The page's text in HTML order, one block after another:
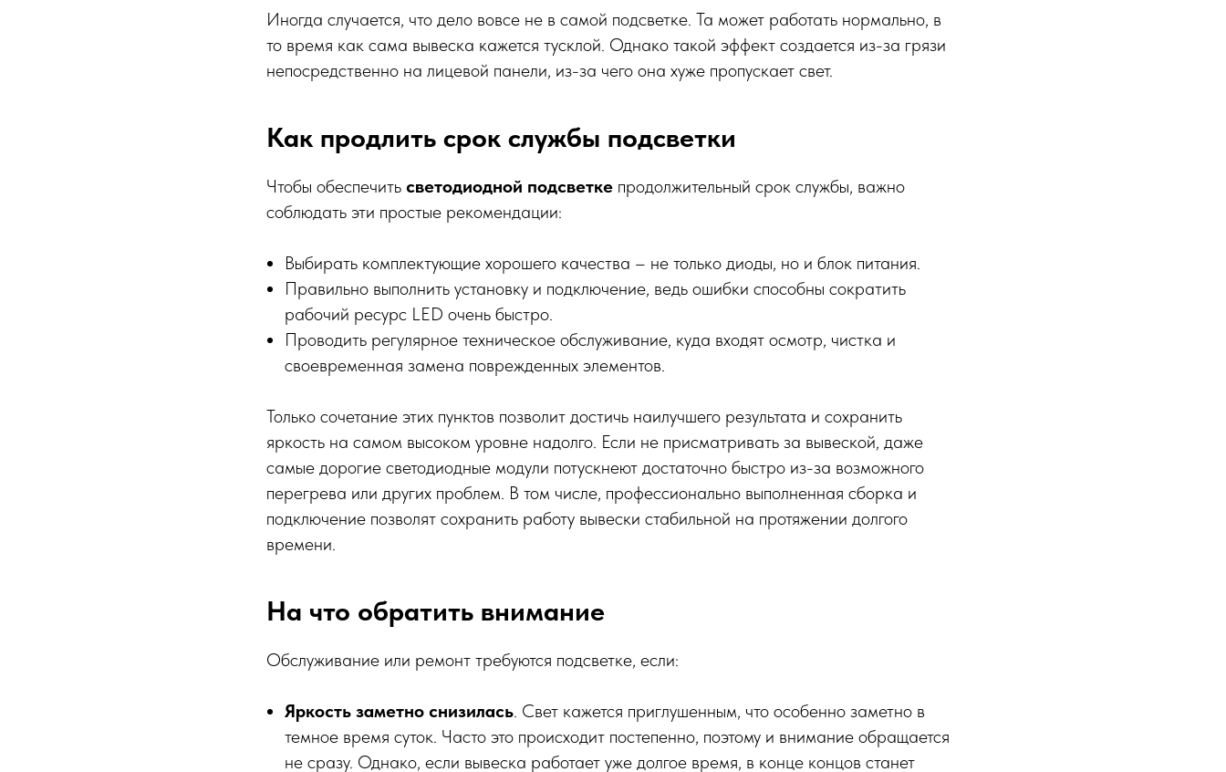
Иногда случается, что дело вовсе не в самой подсветке. Та может работать нормально, в
то время как сама вывеска кажется тусклой. Однако такой эффект создается из-за грязи
непосредственно на лицевой панели, из-за чего она хуже пропускает свет.
Как продлить срок службы подсветки
Чтобы обеспечить светодиодной подсветке продолжительный срок службы, важно
соблюдать эти простые рекомендации:
Выбирать комплектующие хорошего качества – не только диоды, но и блок питания.
Правильно выполнить установку и подключение, ведь ошибки способны сократить
рабочий ресурс LED очень быстро.
Проводить регулярное техническое обслуживание, куда входят осмотр, чистка и
своевременная замена поврежденных элементов.
Только сочетание этих пунктов позволит достичь наилучшего результата и сохранить
яркость на самом высоком уровне надолго. Если не присматривать за вывеской, даже
самые дорогие светодиодные модули потускнеют достаточно быстро из-за возможного
перегрева или других проблем. В том числе, профессионально выполненная сборка и
подключение позволят сохранить работу вывески стабильной на протяжении долгого
времени.
На что обратить внимание
Обслуживание или ремонт требуются подсветке, если:
Яркость заметно снизилась. Свет кажется приглушенным, что особенно заметно в
темное время суток. Часто это происходит постепенно, поэтому и внимание обращается
не сразу. Однако, если вывеска работает уже долгое время, в конце концов станет